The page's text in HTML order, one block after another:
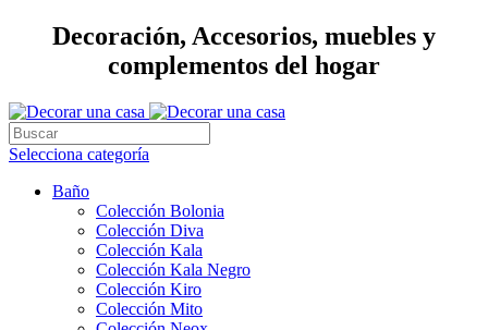
Decoración, Accesorios, muebles y
complementos del hogar
Selecciona categoría
Baño
Colección Bolonia
Colección Diva
Colección Kala
Colección Kala Negro
Colección Kiro
Colección Mito